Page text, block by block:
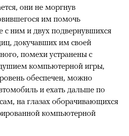
они не моргнув
им помочь
с ним и двух подвернувшихся
докучавших им своей
помехи устранены с
компьютерной игры,
обеспечен, можно
и ехать дальше по
на глазах оборачивающихся
компьютерной